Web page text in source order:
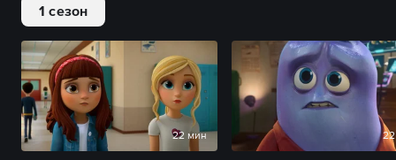
1 сезон
22 мин